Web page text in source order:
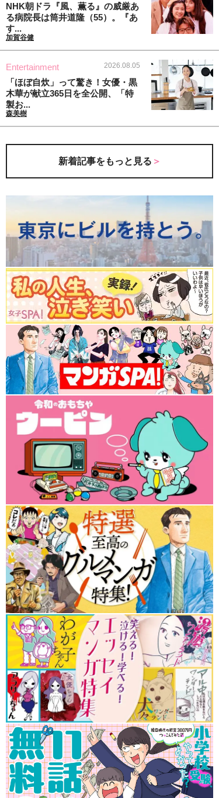
NHK朝ドラ『風、薫る』の威厳あ
る病院長は筒井道隆（55）。『あ
す...
加賀谷健
Entertainment 2026.08.05
「ほぼ自炊」って驚き！女優・黒
木華が献立365日を全公開、「特
製お...
森美樹
新着記事をもっと見る